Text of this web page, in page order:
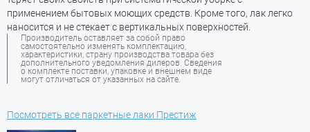
применением бытовых моющих средств. Кроме того, лак легко
наносится и не стекает с вертикальных поверхностей.
Производитель оставляет за собой право
самостоятельно изменять комплектацию,
характеристики, страну производства товара без
дополнительного уведомления дилеров. Сведения
о комплекте поставки, упаковке и внешнем виде
могут отличаться от указанных на сайте.
Посмотреть все паркетные лаки Престиж